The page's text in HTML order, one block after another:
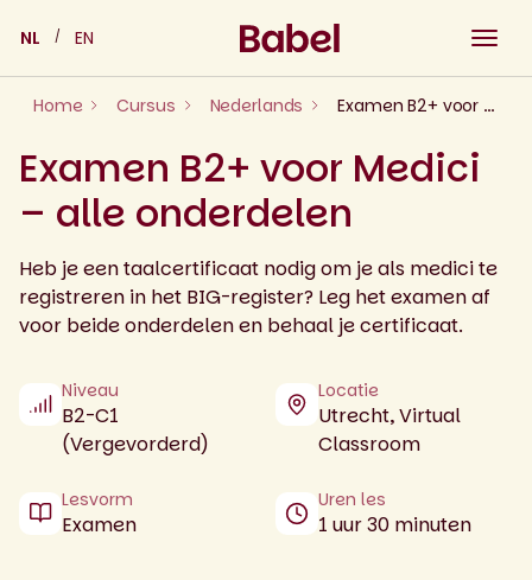
content
NL EN
Home Cursus Nederlands Examen B2+ voor Medici – alle onderdelen
Examen B2+ voor Medici
– alle onderdelen
Heb je een taalcertificaat nodig om je als medici te
registreren in het BIG-register? Leg het examen af
voor beide onderdelen en behaal je certificaat.
Niveau
B2-C1
(Vergevorderd)
Locatie
Utrecht, Virtual
Classroom
Lesvorm
Examen
Uren les
1 uur 30 minuten